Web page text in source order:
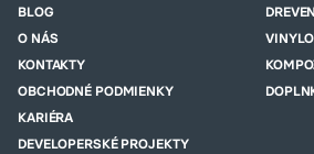
BLOG
O NÁS
KONTAKTY
OBCHODNÉ PODMIENKY
KARIÉRA
DEVELOPERSKÉ PROJEKTY